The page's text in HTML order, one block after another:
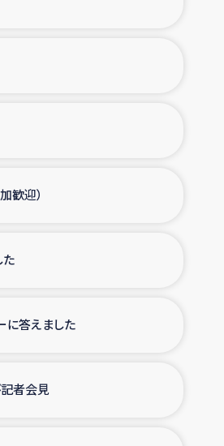
歓迎）
た
に答えました
者会見